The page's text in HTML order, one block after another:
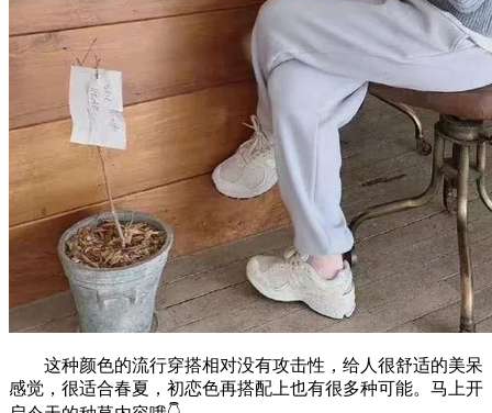
这种颜色的流行穿搭相对没有攻击性，给人很舒适的美呆
感觉，很适合春夏，初恋色再搭配上也有很多种可能。马上开